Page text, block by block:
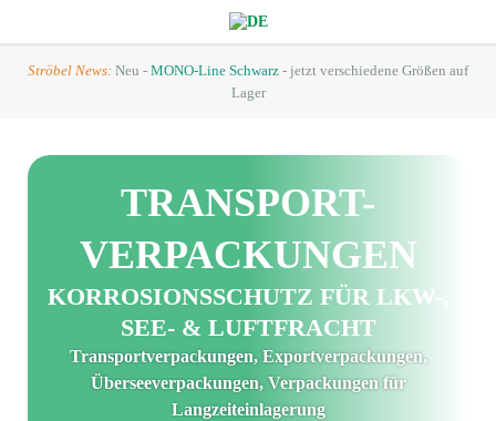
Ströbel News: Neu - MONO-Line Schwarz - jetzt verschiedene Größen auf
Lager
TRANSPORT-
VERPACKUNGEN
KORROSIONS­SCHUTZ FÜR LKW-,
SEE- & LUFTFRACHT
Transportverpackungen, Exportverpackungen,
Überseeverpackungen, Verpackungen für
Langzeiteinlagerung